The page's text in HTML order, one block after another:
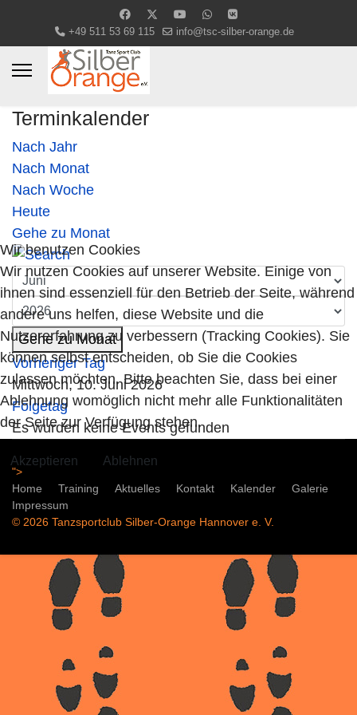
+49 511 53 69 115 info@tsc-silber-orange.de
Terminkalender
Nach Jahr
Nach Monat
Nach Woche
Heute
Gehe zu Monat
Gehe zu Monat
Vorheriger Tag
Mittwoch, 10. Juni 2026
Folgetag
Es wurden keine Events gefunden
">
Home
Training Aktuelles Kontakt Kalender
Galerie
Impressum
© 2026 Tanzsportclub Silber-Orange Hannover e. V.
Wir benutzen Cookies
Wir nutzen Cookies auf unserer Website. Einige von
ihnen sind essenziell für den Betrieb der Seite, während
andere uns helfen, diese Website und die
Nutzererfahrung zu verbessern (Tracking Cookies). Sie
können selbst entscheiden, ob Sie die Cookies
zulassen möchten. Bitte beachten Sie, dass bei einer
Ablehnung womöglich nicht mehr alle Funktionalitäten
der Seite zur Verfügung stehen.
Akzeptieren Ablehnen